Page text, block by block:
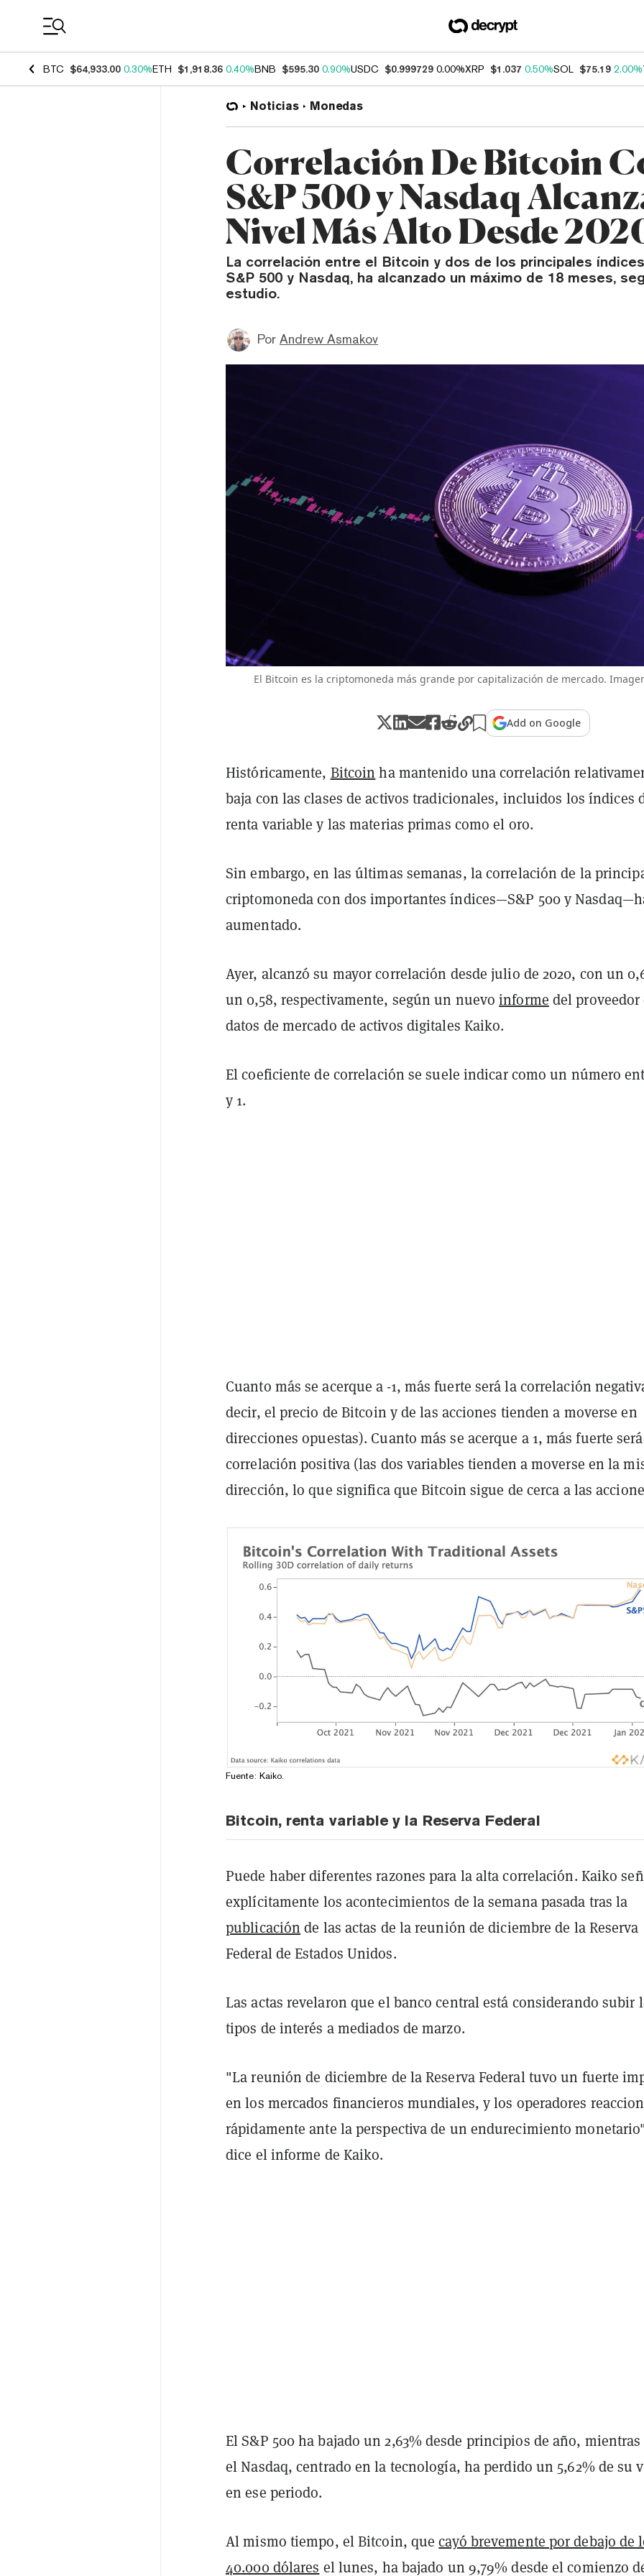
BTC $64,933.00 0.30%ETH $1,918.36 0.40%BNB $595.30 0.90%USDC $0.999729 0.00%XRP $1.037 0.50%SOL $75.19 2.00%
Noticias Monedas
Correlación De Bitcoin
S&P 500 y Nasdaq
Nivel Más Alto Desde
La correlación entre el Bitcoin y dos de los principales
S&P 500 y Nasdaq, ha alcanzado un máximo de 18 meses,
estudio.
Por Andrew Asmakov
El Bitcoin es la criptomoneda más grande por capitalización de mercado.
Add on Google
Históricamente, Bitcoin ha mantenido una correlación
baja con las clases de activos tradicionales, incluidos los índices
renta variable y las materias primas como el oro.
Sin embargo, en las últimas semanas, la correlación de la
criptomoneda con dos importantes índices—S&P 500 y
aumentado.
Ayer, alcanzó su mayor correlación desde julio de 2020, con un
un 0,58, respectivamente, según un nuevoinforme del proveedor
datos de mercado de activos digitales Kaiko.
El coeficiente de correlación se suele indicar como un número
y 1.
Cuanto más se acerque a -1, más fuerte será la correlación
decir, el precio de Bitcoin y de las acciones tienden a moverse en
direcciones opuestas). Cuanto más se acerque a 1, más fuerte
correlación positiva (las dos variables tienden a moverse en la
dirección, lo que significa que Bitcoin sigue de cerca a las
Fuente: Kaiko
Bitcoin, renta variable y la Reserva Federal
Puede haber diferentes razones para la alta correlación. Kaiko
explícitamente los acontecimientos de la semana pasada tras la
publicación de las actas de la reunión de diciembre de la Reserva
Federal de Estados Unidos.
Las actas revelaron que el banco central está considerando subir
tipos de interés a mediados de marzo.
"La reunión de diciembre de la Reserva Federal tuvo un fuerte
en los mercados financieros mundiales, y los operadores
rápidamente ante la perspectiva de un endurecimiento
dice el informe de Kaiko.
El S&P 500 ha bajado un 2,63% desde principios de año,
el Nasdaq, centrado en la tecnología, ha perdido un 5,62% de su
en ese periodo.
Al mismo tiempo, el Bitcoin, quecayó brevemente por debajo de
40.000 dólares el lunes, ha bajado un 9,79% desde el comienzo